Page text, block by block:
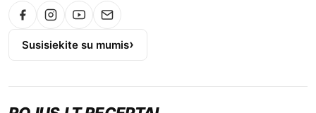
Susisiekite su mumis